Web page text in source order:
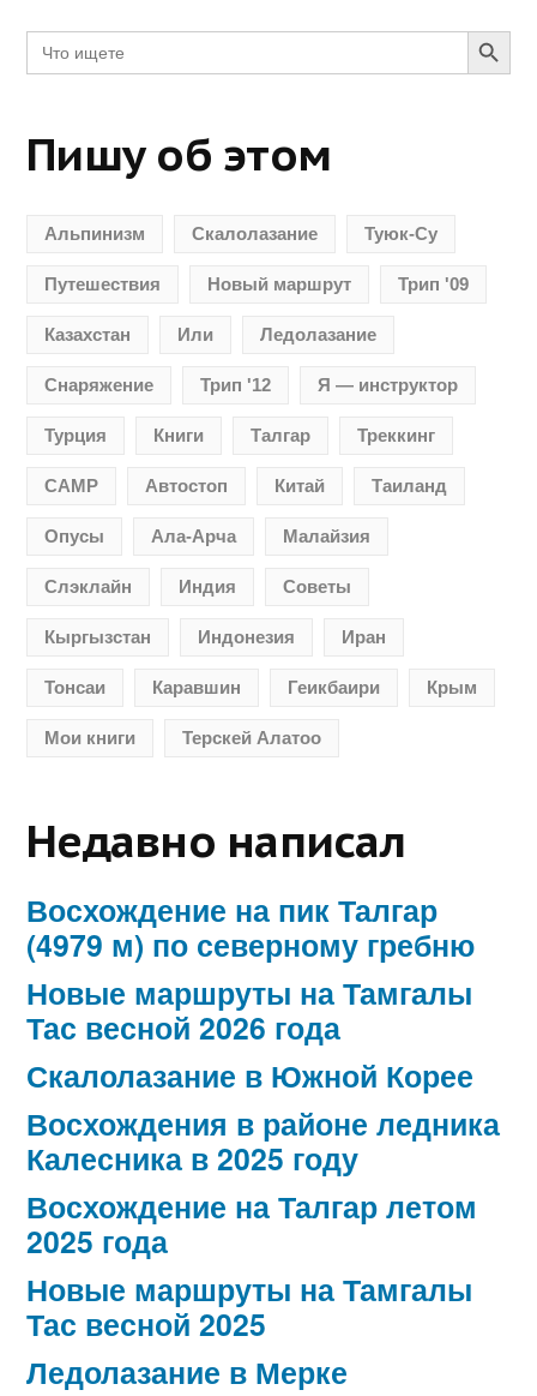
Search
for:
Search
Пишу об этом
Альпинизм Скалолазание Туюк-Су
Путешествия Новый маршрут Трип '09
Казахстан Или Ледолазание
Снаряжение Трип '12 Я — инструктор
Турция Книги Талгар Треккинг
CAMP Автостоп Китай Таиланд
Опусы Ала-Арча Малайзия
Слэклайн Индия Советы
Кыргызстан Индонезия Иран
Тонсаи Каравшин Геикбаири Крым
Мои книги Терскей Алатоо
Недавно написал
Восхождение на пик Талгар
(4979 м) по северному гребню
Новые маршруты на Тамгалы
Тас весной 2026 года
Скалолазание в Южной Корее
Восхождения в районе ледника
Калесника в 2025 году
Восхождение на Талгар летом
2025 года
Новые маршруты на Тамгалы
Тас весной 2025
Ледолазание в Мерке